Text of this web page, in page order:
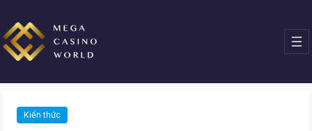
đến
phần
nội
dung
Kiến thức